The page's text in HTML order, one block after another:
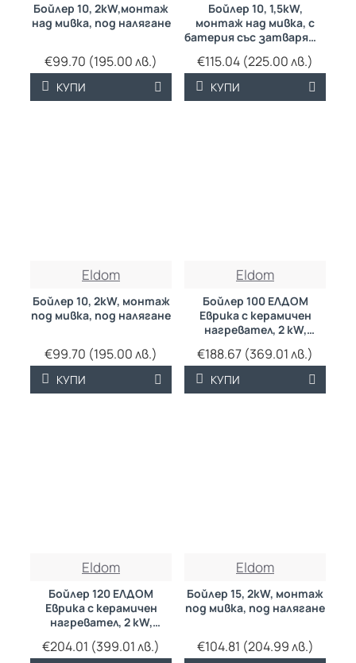
Бойлер 10, 2kW,монтаж
над мивка, под налягане
€99.70 (195.00 лв.)
КУПИ
Бойлер 10, 1,5kW,
монтаж над мивка, с
батерия със затварящи
керамични механизми
€115.04 (225.00 лв.)
КУПИ
Eldom
Бойлер 10, 2kW, монтаж
под мивка, под налягане
€99.70 (195.00 лв.)
КУПИ
Eldom
Бойлер 100 ЕЛДОМ
Еврика с керамичен
нагревател, 2 kW,
емайлиран
€188.67 (369.01 лв.)
КУПИ
Eldom
Бойлер 120 ЕЛДОМ
Еврика с керамичен
нагревател, 2 kW,
емайлиран
€204.01 (399.01 лв.)
Eldom
Бойлер 15, 2kW, монтаж
под мивка, под налягане
€104.81 (204.99 лв.)